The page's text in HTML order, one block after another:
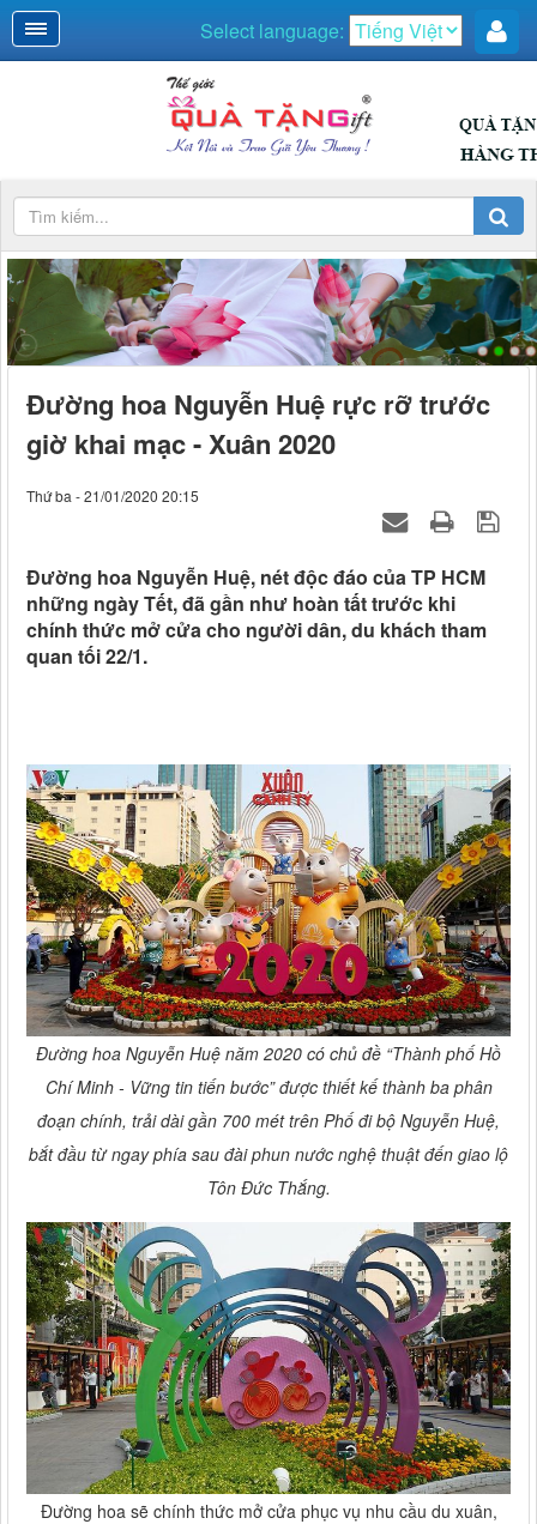
Select language:
DUYÊN DÁNG
Đường hoa Nguyễn Huệ rực rỡ trước
giờ khai mạc - Xuân 2020
Thứ ba - 21/01/2020 20:15
Đường hoa Nguyễn Huệ, nét độc đáo của TP HCM
những ngày Tết, đã gần như hoàn tất trước khi
chính thức mở cửa cho người dân, du khách tham
quan tối 22/1.
Đường hoa Nguyễn Huệ năm 2020 có chủ đề “Thành phố Hồ
Chí Minh - Vững tin tiến bước” được thiết kế thành ba phân
đoạn chính, trải dài gần 700 mét trên Phố đi bộ Nguyễn Huệ,
bắt đầu từ ngay phía sau đài phun nước nghệ thuật đến giao lộ
Tôn Đức Thắng.
Đường hoa sẽ chính thức mở cửa phục vụ nhu cầu du xuân,